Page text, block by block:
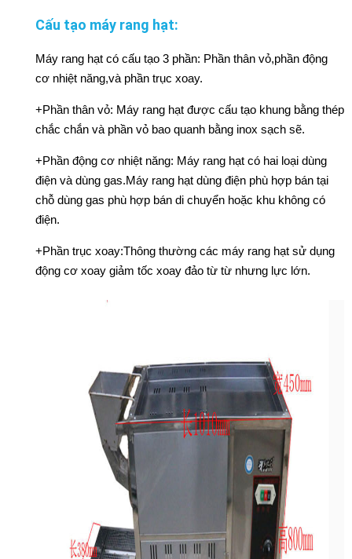
Cấu tạo máy rang hạt:
Máy rang hạt có cấu tạo 3 phần: Phần thân vỏ,phần động
cơ nhiệt năng,và phần trục xoay.
+Phần thân vỏ: Máy rang hạt được cấu tạo khung bằng thép
chắc chắn và phần vỏ bao quanh bằng inox sạch sẽ.
+Phần động cơ nhiệt năng: Máy rang hạt có hai loại dùng
điện và dùng gas.Máy rang hạt dùng điện phù hợp bán tại
chỗ dùng gas phù hợp bán di chuyển hoặc khu không có
điện.
+Phần trục xoay:Thông thường các máy rang hạt sử dụng
động cơ xoay giảm tốc xoay đảo từ từ nhưng lực lớn.